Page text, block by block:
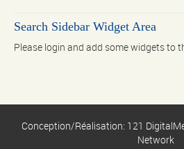
Search Sidebar Widget Area
Please login and add some widgets to
Conception/Réalisation: 121
Network